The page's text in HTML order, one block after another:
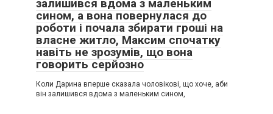
залишився вдома з маленьким
сином, а вона повернулася до
роботи і почала збирати гроші на
власне житло, Максим спочатку
навіть не зрозумів, що вона
говорить серйозно
Коли Дарина вперше сказала чоловікові, що хоче, аби
він залишився вдома з маленьким сином,